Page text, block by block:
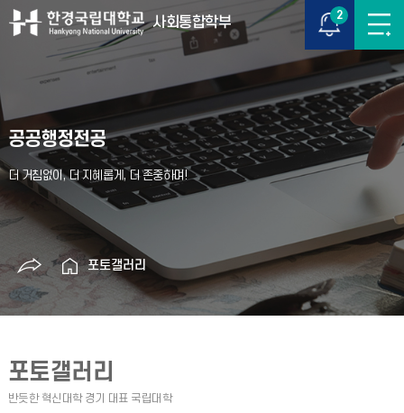
사회통합학부 2
공공행정전공
포토갤러리
포토갤러리